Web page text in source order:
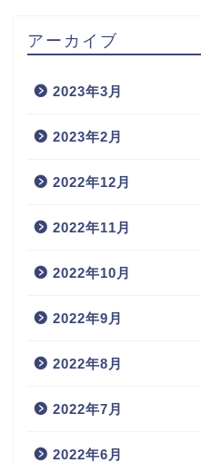
アーカイブ
2023年3月
2023年2月
2022年12月
2022年11月
2022年10月
2022年9月
2022年8月
2022年7月
2022年6月